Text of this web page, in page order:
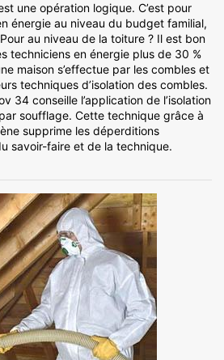
une opération logique. C’est pour
énergie au niveau du budget familial,
au niveau de la toiture ? Il est bon
techniciens en énergie plus de 30 %
maison s’effectue par les combles et
techniques d’isolation des combles.
34 conseille l’application de l’isolation
soufflage. Cette technique grâce à
supprime les déperditions
savoir-faire et de la technique.